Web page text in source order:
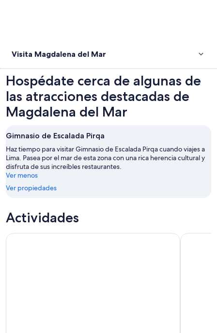
Visita Magdalena del Mar
Hospédate cerca de algunas de
las atracciones destacadas de
Magdalena del Mar
Gimnasio de Escalada Pirqa
Haz tiempo para visitar Gimnasio de Escalada Pirqa cuando viajes a
Lima. Pasea por el mar de esta zona con una rica herencia cultural y
disfruta de sus increíbles restaurantes.
Ver menos
Ver propiedades
Actividades
Desde Lima: excursión de un día a Paracas, Ica y Oasis